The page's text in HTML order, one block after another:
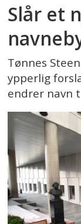
Slår et
Tønnes
ypperlig
endrer navn